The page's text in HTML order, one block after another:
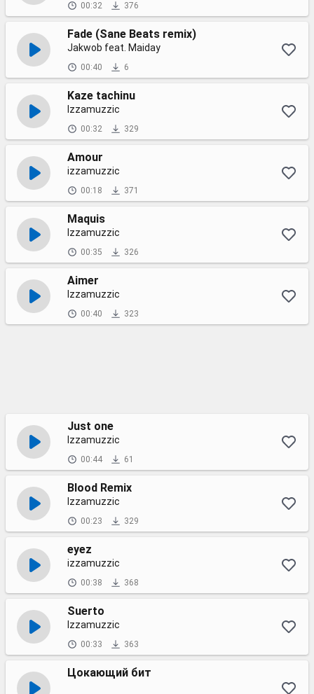
00:32 376
Fade (Sane Beats remix)
Jakwob feat. Maiday
00:40 6
Kaze tachinu
Izzamuzzic
00:32 329
Amour
izzamuzzic
00:18 371
Maquis
Izzamuzzic
00:35 326
Aimer
Izzamuzzic
00:40 323
Just one
Izzamuzzic
00:44 61
Blood Remix
Izzamuzzic
00:23 329
eyez
izzamuzzic
00:38 368
Suerto
Izzamuzzic
00:33 363
Цокающий бит